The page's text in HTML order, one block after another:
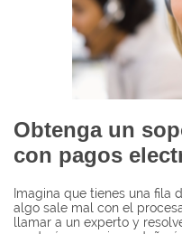
Obtenga un
con pagos
Imagina que tienes una fila
algo sale mal con el
llamar a un experto y